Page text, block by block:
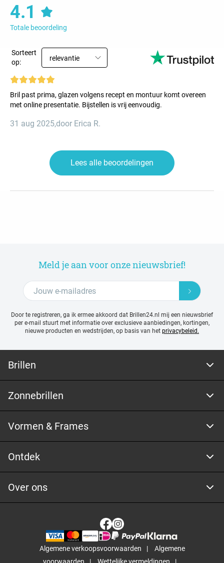
4.1
Totale beoordeling
Sorteert
op:
relevantie
Bril past prima, glazen volgens recept en montuur komt overeen
met online presentatie. Bijstellen is vrij eenvoudig.
31 aug 2025,door Erica R.
Lees alle beoordelingen
Meld je aan voor onze nieuwsbrief!
Door te registreren, ga ik ermee akkoord dat Brillen24.nl mij een nieuwsbrief
per e-mail stuurt met informatie over exclusieve aanbiedingen, kortingen,
nieuwe producten en wedstrijden, op basis van het privacybeleid.
Brillen
Zonnebrillen
Vormen & Frames
Ontdek
Over ons
Algemene verkoopsvoorwaarden
Algemene